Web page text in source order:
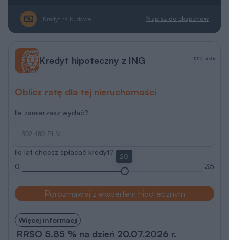
Kredyt na budowę Napisz do ekspertów
Kredyt hipoteczny z ING
Oblicz ratę dla tej nieruchomości
Ile zamierzasz wydać?
Ile lat chcesz spłacać kredyt?
0
20
35
Porozmawiaj z ekspertem hipotecznym
Więcej informacji
RRSO 5.85 % na dzień 20.07.2026 r.
REKLAMA